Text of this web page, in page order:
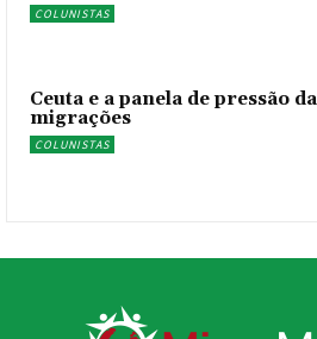
COLUNISTAS
Ceuta e a panela de pressão
migrações
COLUNISTAS